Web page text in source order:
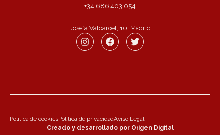
+34 686 403 054
Josefa Valcárcel, 10. Madrid
Política de cookiesPolítica de privacidadAviso Legal
Creado y desarrollado por Origen Digital